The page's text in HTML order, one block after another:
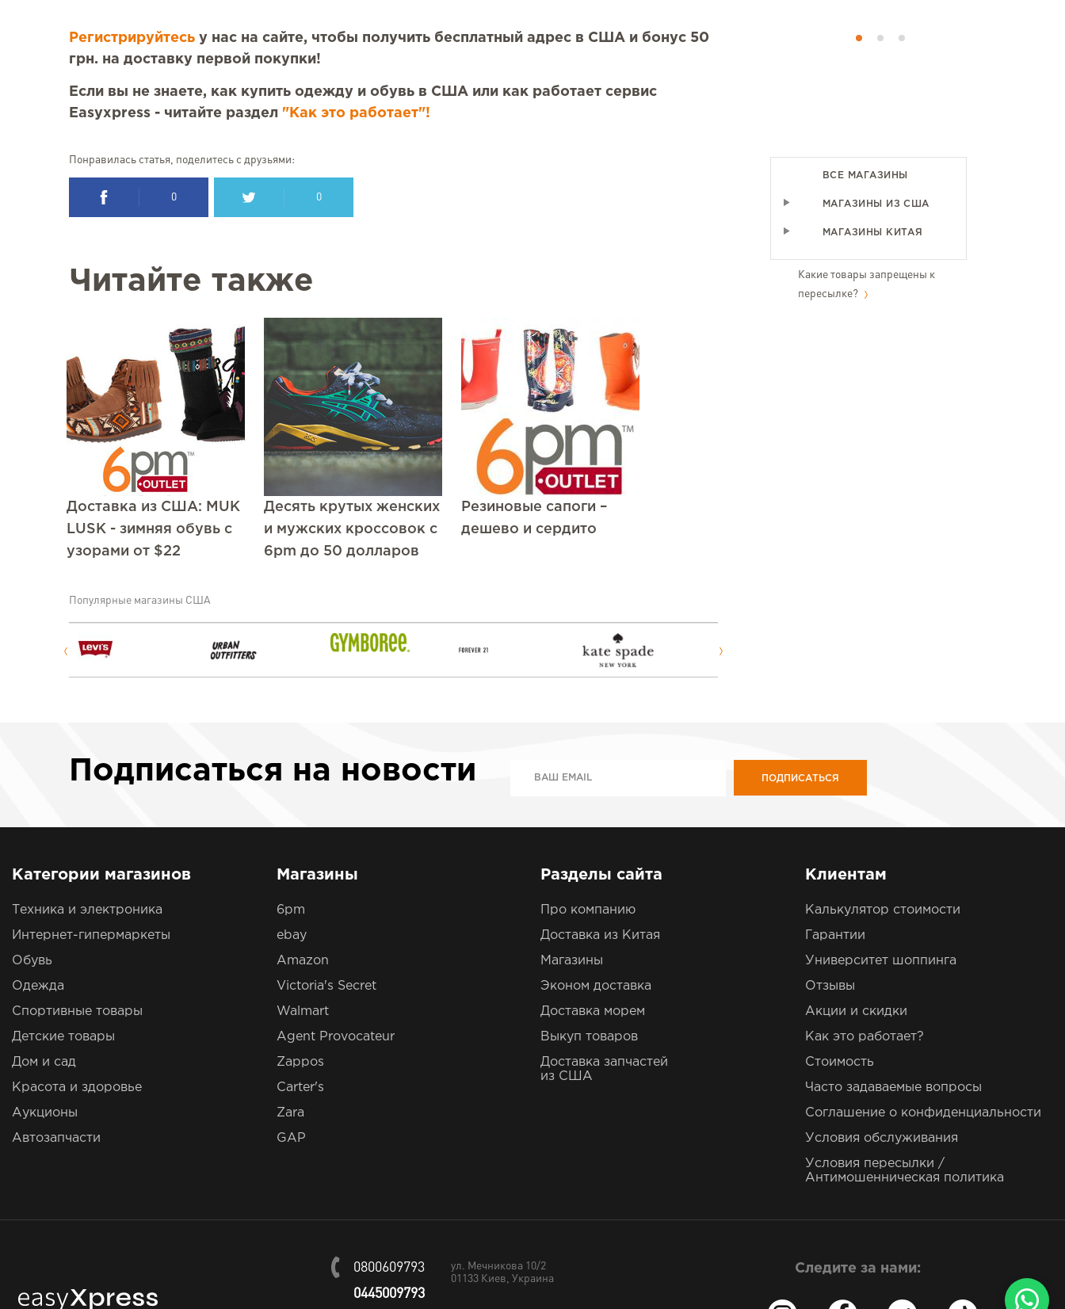
Регистрируйтесь у нас на сайте, чтобы получить бесплатный адрес в США и бонус 50
грн. на доставку первой покупки!
Если вы не знаете, как купить одежду и обувь в США или как работает сервис
Easyxpress - читайте раздел "Как это работает"!
Понравилась статья, поделитесь с друзьями:
0 0
Читайте также
Доставка из США: MUK
LUSK - зимняя обувь с
узорами от $22
Десять крутых женских
и мужских кроссовок с
6pm до 50 долларов
Резиновые сапоги –
дешево и сердито
Популярные магазины США
ВСЕ МАГАЗИНЫ
МАГАЗИНЫ ИЗ США
МАГАЗИНЫ КИТАЯ
Какие товары запрещены к
пересылке?
Подписаться на новости ПОДПИСАТЬСЯ
Категории магазинов
Техника и электроника
Интернет-гипермаркеты
Обувь
Одежда
Спортивные товары
Детские товары
Дом и сад
Красота и здоровье
Аукционы
Автозапчасти
Магазины
6pm
ebay
Amazon
Victoria's Secret
Walmart
Agent Provocateur
Zappos
Carter's
Zara
GAP
Разделы сайта
Про компанию
Доставка из Китая
Магазины
Эконом доставка
Доставка морем
Выкуп товаров
Доставка запчастей
из США
Клиентам
Калькулятор стоимости
Гарантии
Университет шоппинга
Отзывы
Акции и скидки
Как это работает?
Стоимость
Часто задаваемые вопросы
Соглашение о конфиденциальности
Условия обслуживания
Условия пересылки /
Антимошенническая политика
0800609793
0445009793
ул. Мечникова 10/2
01133 Киев, Украина
Следите за нами: